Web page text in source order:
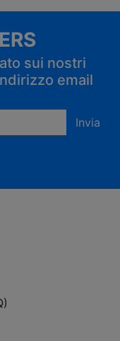
sui nostri
email
Invia